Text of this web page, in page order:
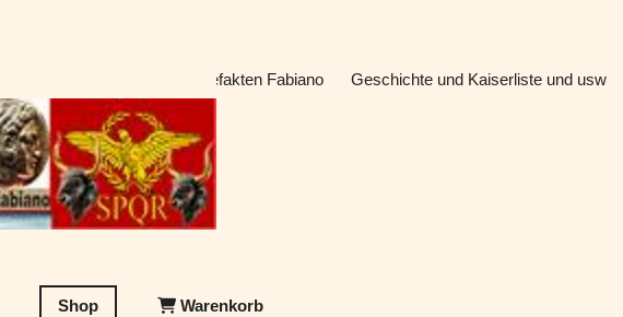
Classic Numismatik & Artefakten Fabiano Geschichte und Kaiserliste und usw
Shop Warenkorb